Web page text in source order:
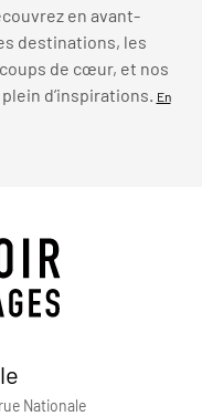
en avant-
destinations, les
de cœur, et nos
d’inspirations.
En
Nationale